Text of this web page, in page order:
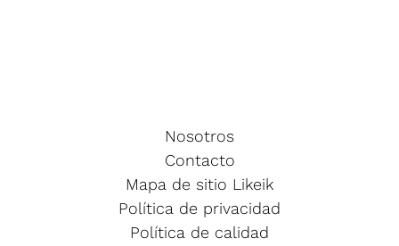
Nosotros
Contacto
Mapa de sitio Likeik
Política de privacidad
Política de calidad